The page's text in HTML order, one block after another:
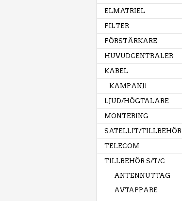
ELMATRIEL
FILTER
FÖRSTÄRKARE
HUVUDCENTRALER
KABEL
KAMPANJ!
LJUD/HÖGTALARE
MONTERING
SATELLIT/TILLBEHÖR
TELECOM
TILLBEHÖR S/T/C
ANTENNUTTAG
AVTAPPARE